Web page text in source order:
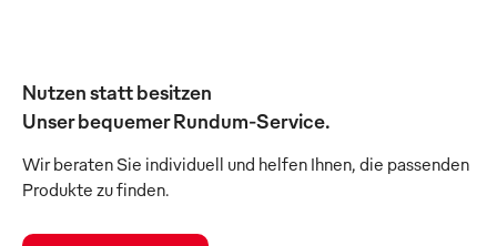
Nutzen statt besitzen
Unser bequemer Rundum-Service.
Wir beraten Sie individuell und helfen Ihnen, die passenden
Produkte zu finden.